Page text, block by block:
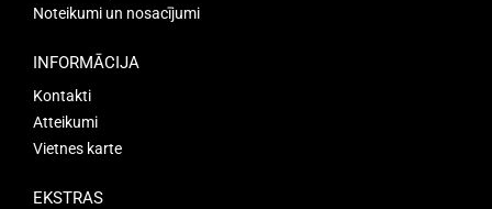
Noteikumi un nosacījumi
INFORMĀCIJA
Kontakti
Atteikumi
Vietnes karte
EKSTRAS